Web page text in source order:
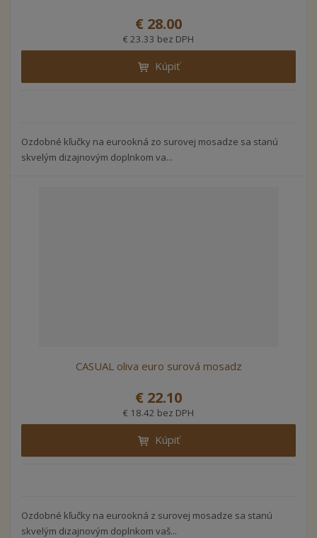
€ 28.00
€ 23.33 bez DPH
Kúpiť
Ozdobné kľučky na eurookná zo surovej mosadze sa stanú
skvelým dizajnovým doplnkom va...
CASUAL oliva euro surová mosadz
€ 22.10
€ 18.42 bez DPH
Kúpiť
Ozdobné kľučky na eurookná z surovej mosadze sa stanú
skvelým dizajnovým doplnkom vaš...